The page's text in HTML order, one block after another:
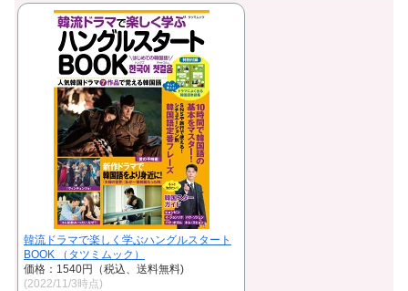
韓流ドラマで楽しく学ぶハングルスタート
BOOK （タツミムック）
価格：1540円（税込、送料無料)
(2022/11/3時点)